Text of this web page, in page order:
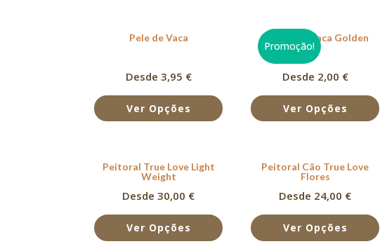
Pele de Vaca
Desde 3,95 €
Ver Opções
Promoção!
Orelha de Vaca Golden
Desde 2,00 €
Ver Opções
Peitoral True Love Light
Weight
Desde 30,00 €
Ver Opções
Peitoral Cão True Love
Flores
Desde 24,00 €
Ver Opções